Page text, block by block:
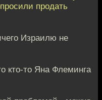
продать
Израилю не
кто-то Яна Флеминга